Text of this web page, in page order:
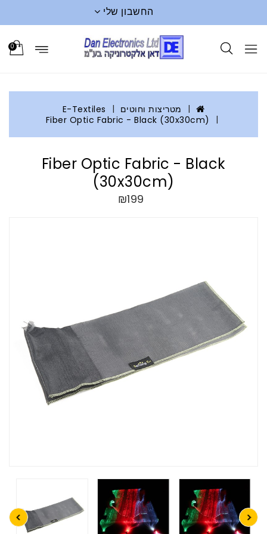
החשבון שלי
0
מטריצות וחוטים
E-Textiles
Fiber Optic Fabric - Black (30x30cm)
Fiber Optic Fabric - Black
(30x30cm)
₪199